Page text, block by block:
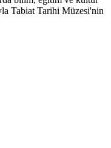
Tabiat Tarihi Müzesi'nin